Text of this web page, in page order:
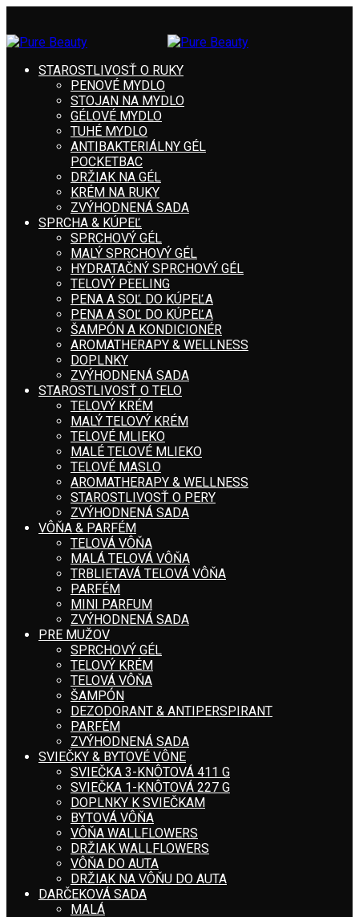
STAROSTLIVOSŤ O RUKY
PENOVÉ MYDLO
STOJAN NA MYDLO
GÉLOVÉ MYDLO
TUHÉ MYDLO
ANTIBAKTERIÁLNY GÉL
POCKETBAC
DRŽIAK NA GÉL
KRÉM NA RUKY
ZVÝHODNENÁ SADA
SPRCHA & KÚPEĽ
SPRCHOVÝ GÉL
MALÝ SPRCHOVÝ GÉL
HYDRATAČNÝ SPRCHOVÝ GÉL
TELOVÝ PEELING
PENA A SOĽ DO KÚPEĽA
PENA A SOĽ DO KÚPEĽA
ŠAMPÓN A KONDICIONÉR
AROMATHERAPY & WELLNESS
DOPLNKY
ZVÝHODNENÁ SADA
STAROSTLIVOSŤ O TELO
TELOVÝ KRÉM
MALÝ TELOVÝ KRÉM
TELOVÉ MLIEKO
MALÉ TELOVÉ MLIEKO
TELOVÉ MASLO
AROMATHERAPY & WELLNESS
STAROSTLIVOSŤ O PERY
ZVÝHODNENÁ SADA
VÔŇA & PARFÉM
TELOVÁ VÔŇA
MALÁ TELOVÁ VÔŇA
TRBLIETAVÁ TELOVÁ VÔŇA
PARFÉM
MINI PARFUM
ZVÝHODNENÁ SADA
PRE MUŽOV
SPRCHOVÝ GÉL
TELOVÝ KRÉM
TELOVÁ VÔŇA
ŠAMPÓN
DEZODORANT & ANTIPERSPIRANT
PARFÉM
ZVÝHODNENÁ SADA
SVIEČKY & BYTOVÉ VÔNE
SVIEČKA 3-KNÔTOVÁ 411 G
SVIEČKA 1-KNÔTOVÁ 227 G
DOPLNKY K SVIEČKAM
BYTOVÁ VÔŇA
VÔŇA WALLFLOWERS
DRŽIAK WALLFLOWERS
VÔŇA DO AUTA
DRŽIAK NA VÔŇU DO AUTA
DARČEKOVÁ SADA
MALÁ